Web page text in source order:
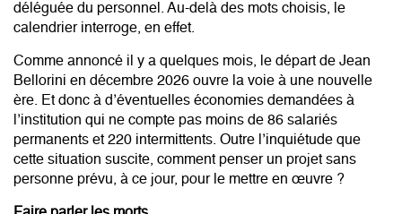
déléguée du personnel. Au-delà des mots choisis, le
calendrier interroge, en effet.
Comme annoncé il y a quelques mois, le départ de Jean
Bellorini en décembre 2026 ouvre la voie à une nouvelle
ère. Et donc à d’éventuelles économies demandées à
l’institution qui ne compte pas moins de 86 salariés
permanents et 220 intermittents. Outre l’inquiétude que
cette situation suscite, comment penser un projet sans
personne prévu, à ce jour, pour le mettre en œuvre ?